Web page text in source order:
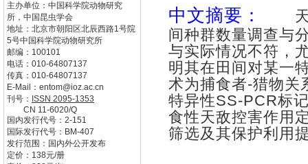
主办单位： 中国科学院动物研究
所，中国昆虫学会
地址： 北京市朝阳区北辰西路1号院
5号中国科学院动物研究所
邮编： 100101
电话： 010-64807137
传真： 010-64807137
E-Mail： entom@ioz.ac.cn
刊号： ISSN 2095-1353
CN 11-6020/Q
国内发行代号： 2-151
国际发行代号： BM-407
发行范围：国内外公开发布
定价： 138元/册
中文摘要：
间种群数量调查与
与实际情况不符，
明其在田间对某一
术为捕食者-猎物关
特异性SS-PCR标
食性天敌控害作用
筛选及其保护利用